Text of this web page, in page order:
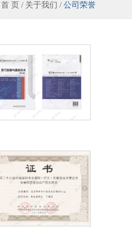
首 页 / 关于我们 /公司荣誉